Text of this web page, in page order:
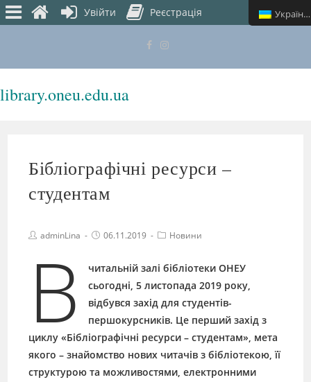
library.oneu.edu.ua
Бібліографічні ресурси –
студентам
adminLina 06.11.2019 Новини
В
читальній залі бібліотеки ОНЕУ
сьогодні, 5 листопада 2019 року,
відбувся захід для студентів-
першокурсників. Це перший захід з
циклу «Бібліографічні ресурси – студентам», мета
якого – знайомство нових читачів з бібліотекою, її
структурою та можливостями, електронними
Увійти Реєстрація Українська